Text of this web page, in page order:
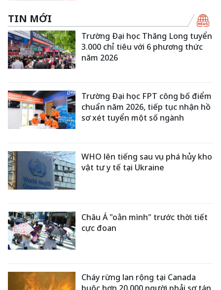
TIN MỚI
Trường Đại học Thăng Long tuyển
3.000 chỉ tiêu với 6 phương thức
năm 2026
Trường Đại học FPT công bố điểm
chuẩn năm 2026, tiếp tục nhận hồ
sơ xét tuyển một số ngành
WHO lên tiếng sau vụ phá hủy kho
vật tư y tế tại Ukraine
Châu Á "oằn mình" trước thời tiết
cực đoan
Cháy rừng lan rộng tại Canada